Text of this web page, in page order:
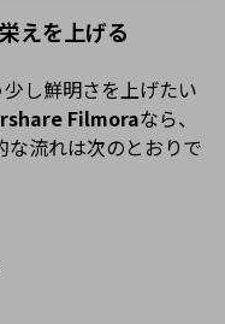
えを上げる
し鮮明さを上げたい
Filmoraなら、
な流れは次のとおりで